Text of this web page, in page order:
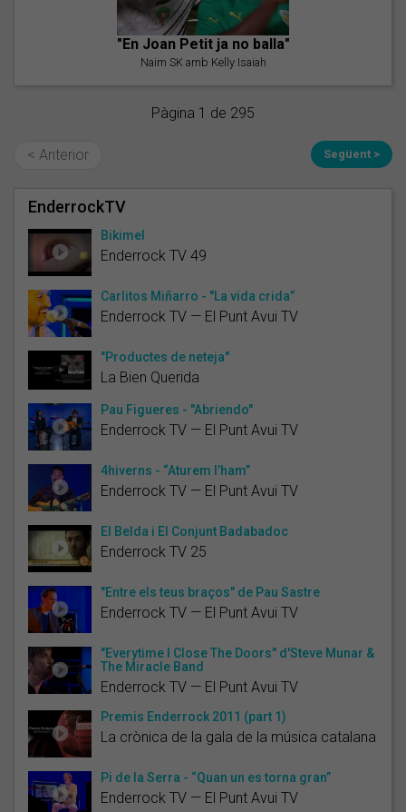
"En Joan Petit ja no balla"
Naim SK amb Kelly Isaiah
Pàgina 1 de 295
< Anterior Següent >
EnderrockTV
Bikimel
Enderrock TV 49
Carlitos Miñarro - "La vida crida”
Enderrock TV — El Punt Avui TV
"Productes de neteja"
La Bien Querida
Pau Figueres - "Abriendo"
Enderrock TV — El Punt Avui TV
4hiverns - “Aturem l’ham”
Enderrock TV — El Punt Avui TV
El Belda i El Conjunt Badabadoc
Enderrock TV 25
"Entre els teus braços" de Pau Sastre
Enderrock TV — El Punt Avui TV
"Everytime I Close The Doors" d'Steve Munar &
The Miracle Band
Enderrock TV — El Punt Avui TV
Premis Enderrock 2011 (part 1)
La crònica de la gala de la música catalana
Pi de la Serra - “Quan un es torna gran”
Enderrock TV — El Punt Avui TV